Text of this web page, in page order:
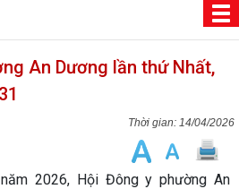
An Dương lần thứ Nhất,
14/04/2026
2026, Hội Đông y phường An